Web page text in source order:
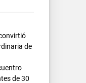
de
de 30